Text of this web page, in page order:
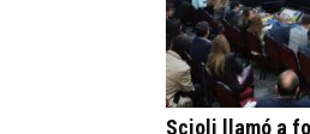
Scioli llamó a